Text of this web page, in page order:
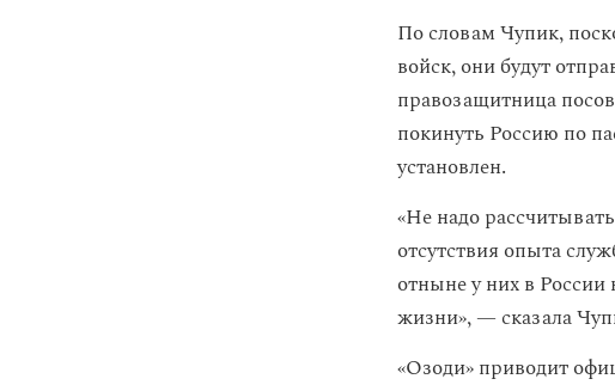
По словам Чупик,
войск, они будут
правозащитница
покинуть Россию по
установлен.
«Не надо
отсутствия опыта
отныне у них в
жизни», — сказала
«Озоди» приводит